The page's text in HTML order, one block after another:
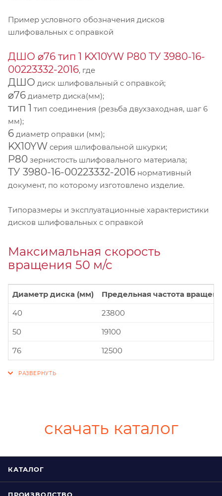
Пример условного обозначения дисков
шлифовальных с оправкой
ДШО ⌀76 тип 1 KX10YW Р80 ТУ 3980-16-
00223332-2016, где
ДШО диск шлифовальный с оправкой;
⌀76 диаметр диска(мм);
тип 1 тип соединения (резьба двухзаходная, шаг 6
мм);
6 диаметр оправки (мм);
KX10YW серия шлифовальной шкурки;
P80 зернистость шлифовального материала;
ТУ 3980-16-00223332-2016 нормативный
документ, по которому изготовлено изделие.
Типоразмеры и эксплуатационные характеристики
дисков шлифовальных с оправкой
Максимальная скорость
вращения 50 м/с
Диаметр диска (мм)
Предельная частота
40
23800
50
19100
76
12500
скачать каталог
КАТАЛОГ